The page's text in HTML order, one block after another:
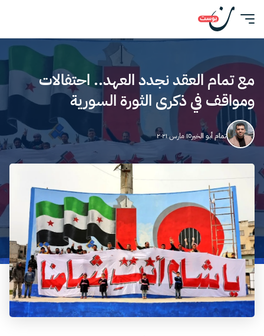
مع تمام العقد نجدد العهد.. احتفالات
ومواقف في ذكرى الثورة السورية
تمام أبو الخير١٥ مارس ٢٠٢١